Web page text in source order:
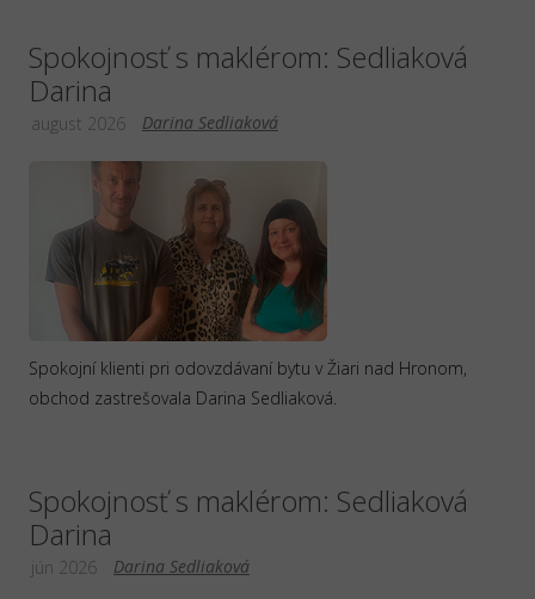
Spokojnosť s maklérom: Sedliaková
Darina
Darina Sedliaková
august 2026
Spokojní klienti pri odovzdávaní bytu v Žiari nad Hronom,
obchod zastrešovala Darina Sedliaková.
Spokojnosť s maklérom: Sedliaková
Darina
Darina Sedliaková
jún 2026